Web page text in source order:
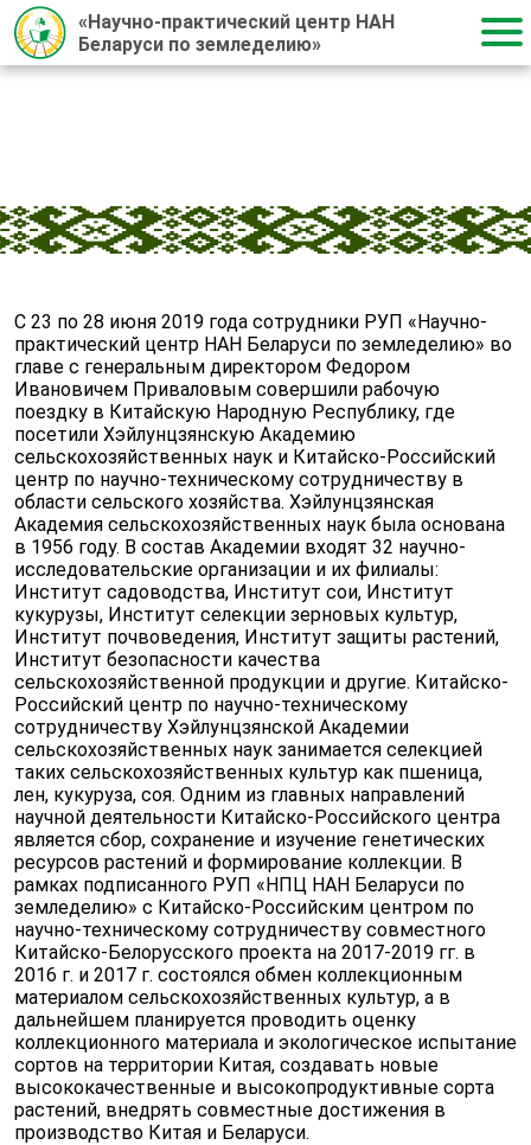
«Научно-практический центр НАН
Беларуси по земледелию»
С 23 по 28 июня 2019 года сотрудники РУП «Научно-
практический центр НАН Беларуси по земледелию» во
главе с генеральным директором Федором
Ивановичем Приваловым совершили рабочую
поездку в Китайскую Народную Республику, где
посетили Хэйлунцзянскую Академию
сельскохозяйственных наук и Китайско-Российский
центр по научно-техническому сотрудничеству в
области сельского хозяйства. Хэйлунцзянская
Академия сельскохозяйственных наук была основана
в 1956 году. В состав Академии входят 32 научно-
исследовательские организации и их филиалы:
Институт садоводства, Институт сои, Институт
кукурузы, Институт селекции зерновых культур,
Институт почвоведения, Институт защиты растений,
Институт безопасности качества
сельскохозяйственной продукции и другие. Китайско-
Российский центр по научно-техническому
сотрудничеству Хэйлунцзянской Академии
сельскохозяйственных наук занимается селекцией
таких сельскохозяйственных культур как пшеница,
лен, кукуруза, соя. Одним из главных направлений
научной деятельности Китайско-Российского центра
является сбор, сохранение и изучение генетических
ресурсов растений и формирование коллекции. В
рамках подписанного РУП «НПЦ НАН Беларуси по
земледелию» с Китайско-Российским центром по
научно-техническому сотрудничеству совместного
Китайско-Белорусского проекта на 2017-2019 гг. в
2016 г. и 2017 г. состоялся обмен коллекционным
материалом сельскохозяйственных культур, а в
дальнейшем планируется проводить оценку
коллекционного материала и экологическое испытание
сортов на территории Китая, создавать новые
высококачественные и высокопродуктивные сорта
растений, внедрять совместные достижения в
производство Китая и Беларуси.